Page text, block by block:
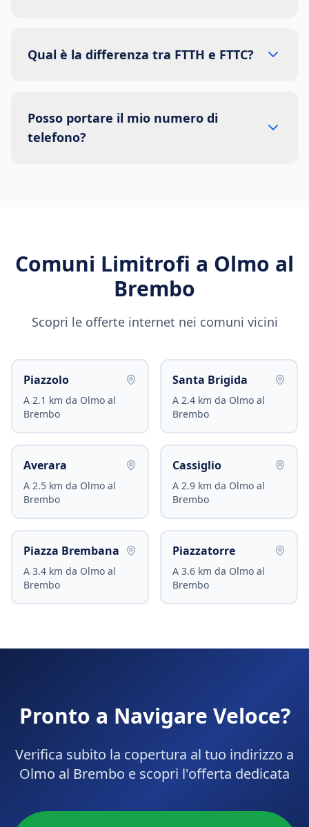
Qual è la differenza tra FTTH e FTTC?
Posso portare il mio numero di
telefono?
Comuni Limitrofi a Olmo al
Brembo
Scopri le offerte internet nei comuni vicini
Piazzolo
A 2.1 km da Olmo al
Brembo
Santa Brigida
A 2.4 km da Olmo al
Brembo
Averara
A 2.5 km da Olmo al
Brembo
Cassiglio
A 2.9 km da Olmo al
Brembo
Piazza Brembana
A 3.4 km da Olmo al
Brembo
Piazzatorre
A 3.6 km da Olmo al
Brembo
Pronto a Navigare Veloce?
Verifica subito la copertura al tuo indirizzo a
Olmo al Brembo e scopri l'offerta dedicata